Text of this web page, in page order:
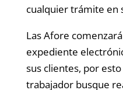
cualquier trámite en
Las Afore
expediente
sus clientes, por
trabajador busque